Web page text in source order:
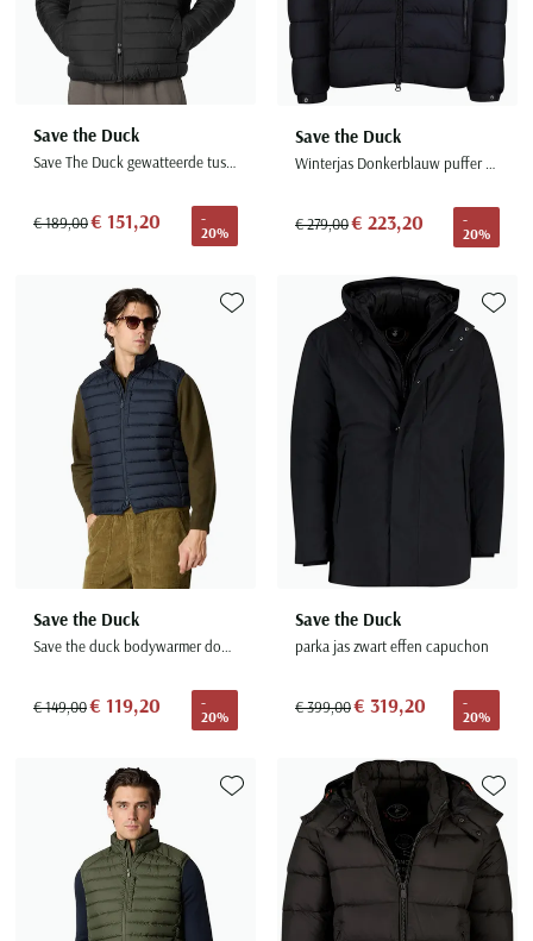
Save the Duck
Save The Duck gewatteerde tussenjas zwart puffer
€ 189,00€ 151,20
-
20%
Save the Duck
Winterjas Donkerblauw puffer effen
€ 279,00€ 223,20
-
20%
Save the Duck
Save the duck bodywarmer donkerblauw effen gewatteerd
€ 149,00€ 119,20
-
20%
Toevoegen aan favorieten
Save the Duck
parka jas zwart effen capuchon
€ 399,00€ 319,20
-
20%
Toevoegen aan favorieten